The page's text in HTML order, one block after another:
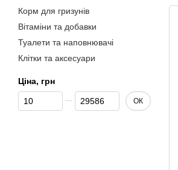
Корм для гризунів
Вітаміни та добавки
Туалети та наповнювачі
Клітки та аксесуари
Ціна, грн
Від Ціна, грн
До Ціна, грн ОК